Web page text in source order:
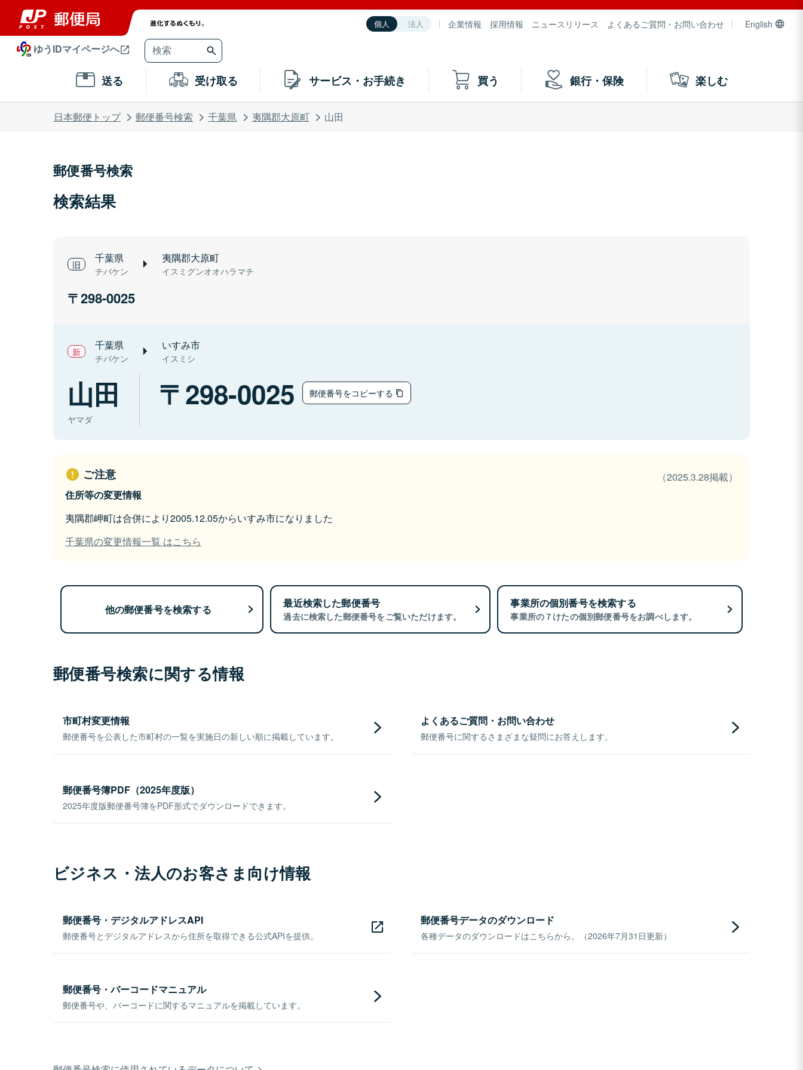
個人 法人 企業情報 採用情報 ニュースリリース よくあるご質問・お問い合わせ English
ゆうIDマイページへ
送る 受け取る サービス・お手続き 買う 銀行・保険 楽しむ
日本郵便トップ 郵便番号検索 千葉県 夷隅郡大原町 山田
郵便番号検索
検索結果
千葉県
チバケン
夷隅郡大原町
イスミグンオオハラマチ
298-0025
千葉県
チバケン
いすみ市
イスミシ
山田
ヤマダ
298-0025 郵便番号をコピーする
ご注意
（2025.3.28掲載）
住所等の変更情報
夷隅郡岬町は合併により2005.12.05からいすみ市になりました
千葉県の変更情報一覧 はこちら
他の郵便番号を検索する 最近検索した郵便番号
過去に検索した郵便番号をご覧いただけます。
事業所の個別番号を検索する
事業所の７けたの個別郵便番号をお調べします。
郵便番号検索に関する情報
市町村変更情報
郵便番号を公表した市町村の一覧を実施日の新しい順に掲載しています。
よくあるご質問・お問い合わせ
郵便番号に関するさまざまな疑問にお答えします。
郵便番号簿PDF（2025年度版）
2025年度版郵便番号簿をPDF形式でダウンロードできます。
ビジネス・法人のお客さま向け情報
郵便番号・デジタルアドレスAPI
郵便番号とデジタルアドレスから住所を取得できる公式APIを提供。
郵便番号データのダウンロード
各種データのダウンロードはこちらから。（2026年7月31日更新）
郵便番号・バーコードマニュアル
郵便番号や、バーコードに関するマニュアルを掲載しています。